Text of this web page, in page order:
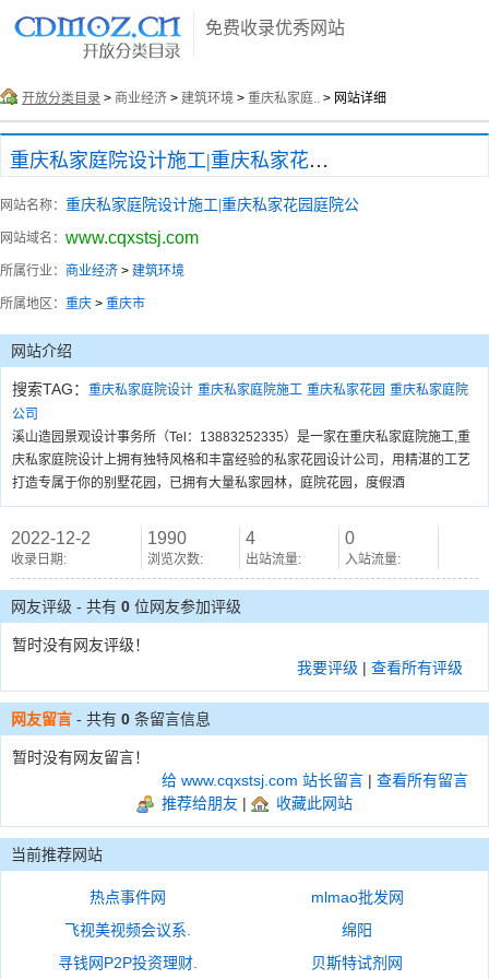
免费收录优秀网站
开放分类目录 > 商业经济 > 建筑环境 > 重庆私家庭.. > 网站详细
重庆私家庭院设计施工|重庆私家花园庭院公
网站名称： 重庆私家庭院设计施工|重庆私家花园庭院公
网站域名： www.cqxstsj.com
所属行业： 商业经济 > 建筑环境
所属地区： 重庆 > 重庆市
网站介绍
搜索TAG： 重庆私家庭院设计 重庆私家庭院施工 重庆私家花园 重庆私家庭院
公司
溪山造园景观设计事务所（Tel：13883252335）是一家在重庆私家庭院施工,重
庆私家庭院设计上拥有独特风格和丰富经验的私家花园设计公司，用精湛的工艺
打造专属于你的别墅花园，已拥有大量私家园林，庭院花园，度假酒
2022-12-2
收录日期:
1990
浏览次数:
4
出站流量:
0
入站流量:
网友评级 - 共有 0 位网友参加评级
暂时没有网友评级！
我要评级 | 查看所有评级
网友留言 - 共有 0 条留言信息
暂时没有网友留言！
给 www.cqxstsj.com 站长留言 | 查看所有留言
推荐给朋友 | 收藏此网站
当前推荐网站
热点事件网
mlmao批发网
飞视美视频会议系.
绵阳
寻钱网P2P投资理财.
贝斯特试剂网